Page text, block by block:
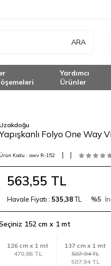
ARA
Yardımcı
Ürünler
Folyo One Way
Ürün Kodu : owv R-152
563,55 TL
Havale Fiyatı : 535,38TL %5
152 cm x 1 mt
126 cm x 1 mt
470,86 TL
137 cm x 1 mt
507,94 TL
507,94 TL